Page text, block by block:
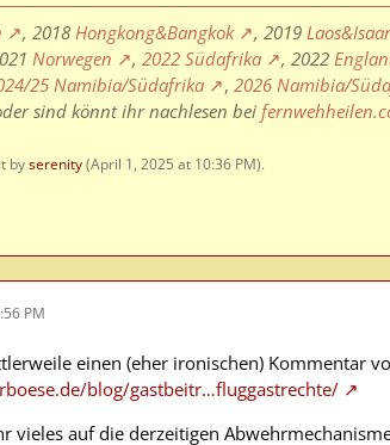
, 2018 Hongkong&Bangkok , 2019
Norwegen , 2022 Südafrika , 2022
25 Namibia/Südafrika , 2026 Namibia/
sind könnt ihr nachlesen bei
byserenity(April 1, 2025 at 10:36 PM).
PM
einen (eher ironischen) Kommentar
blog/gastbeitr…fluggastrechte/
vieles auf die derzeitigen